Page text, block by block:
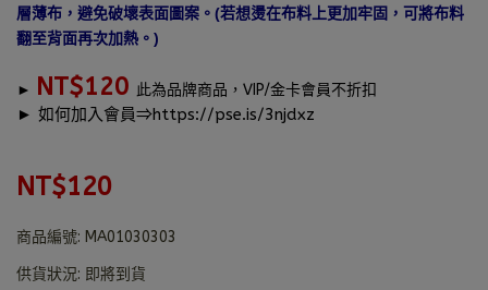
層薄布，避免破壞表面圖案。(若想燙在布料上更加牢固，可將布料
翻至背面再次加熱。)
► NT$120 此為品牌商品， VIP/金卡會員不折扣
► 如何加入會員⇒https://pse.is/3njdxz
NT$120
商品編號: MA01030303
供貨狀況: 即將到貨